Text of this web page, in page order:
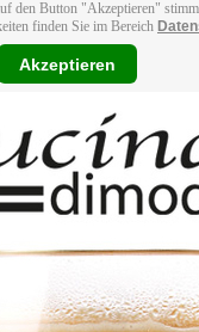
den Button "Akzeptieren"
finden Sie im Bereich
Akzeptieren